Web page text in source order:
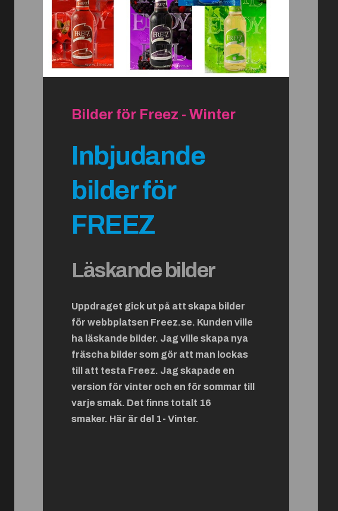
Bilder för Freez - Winter
Inbjudande
bilder för
FREEZ
Läskande bilder
Uppdraget gick ut på att skapa bilder
för webbplatsen Freez.se. Kunden ville
ha läskande bilder. Jag ville skapa nya
fräscha bilder som gör att man lockas
till att testa Freez. Jag skapade en
version för vinter och en för sommar till
varje smak. Det finns totalt 16
smaker. Här är del 1- Vinter.